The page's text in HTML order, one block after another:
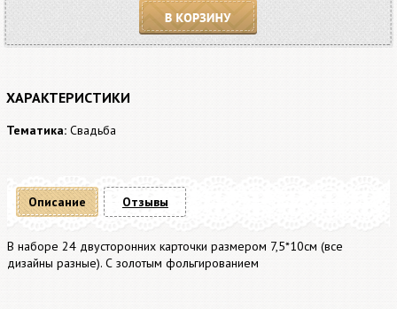
В корзину
ХАРАКТЕРИСТИКИ
Тематика: Свадьба
Описание
В наборе 24 двусторонних карточки размером 7,5*10см (все
дизайны разные). С золотым фольгированием
Отзывы